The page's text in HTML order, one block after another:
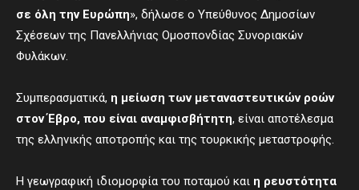
σε όλη την Ευρώπη», δήλωσε ο Υπεύθυνος Δημοσίων
Σχέσεων της Πανελλήνιας Ομοσπονδίας Συνοριακών
Φυλάκων.
Συμπερασματικά, η μείωση των μεταναστευτικών ροών
στον Έβρο, που είναι αναμφισβήτητη, είναι αποτέλεσμα
της ελληνικής αποτροπής και της τουρκικής μεταστροφής.
Η γεωγραφική ιδιομορφία του ποταμού και η ρευστότητα